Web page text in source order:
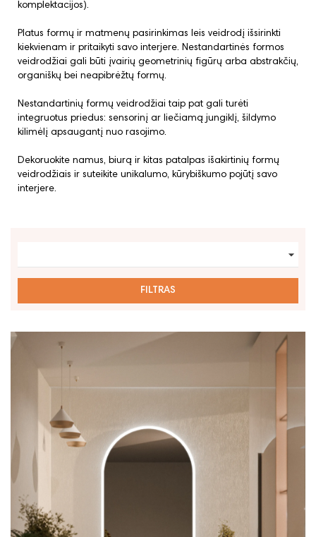
komplektacijos).
Platus formų ir matmenų pasirinkimas leis veidrodį išsirinkti
kiekvienam ir pritaikyti savo interjere. Nestandartinės formos
veidrodžiai gali būti įvairių geometrinių figūrų arba abstrakčių,
organiškų bei neapibrėžtų formų.
Nestandartinių formų veidrodžiai taip pat gali turėti
integruotus priedus: sensorinį ar liečiamą jungiklį, šildymo
kilimėlį apsaugantį nuo rasojimo.
Dekoruokite namus, biurą ir kitas patalpas išakirtinių formų
veidrodžiais ir suteikite unikalumo, kūrybiškumo pojūtį savo
interjere.

FILTRAS